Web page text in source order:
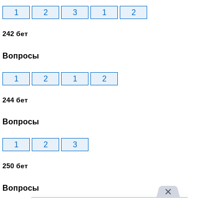
1 2 3 1 2
242 бет
Вопросы
1 2 1 2
244 бет
Вопросы
1 2 3
250 бет
Вопросы